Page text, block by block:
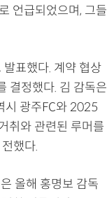
언급되었으며, 그들
표했다. 계약 협상
결정했다. 김 감독은
시 광주FC와 2025
취와 관련된 루머를
했다.
올해 홍명보 감독